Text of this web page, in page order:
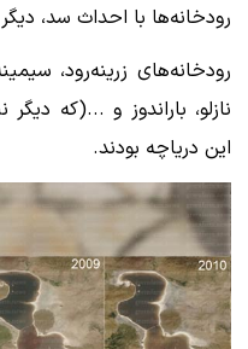
رودخانه‌ها با احداث سد،
رودخانه‌های زرینه‌رود،
نازلو، باراندوز و ...(که
این دریاچه بودند.